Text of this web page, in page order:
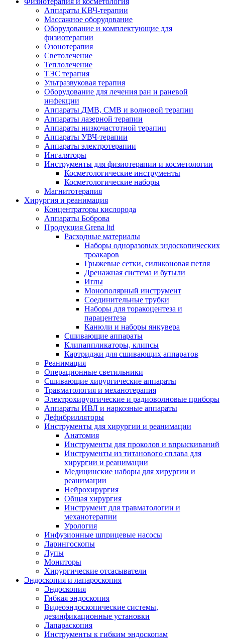
Аппараты KВЧ-терапии
Массажное оборудование
Оборудование и комплектующие для
физиотерапии
Озонотерапия
Светолечение
Теплолечение
ТЭС терапия
Ультразвуковая терапия
Оборудование для лечения ран и раневой
инфекции
Аппараты ДМВ, СМВ и волновой терапии
Аппараты лазерной терапии
Аппараты низкочастотной терапии
Аппараты УВЧ-терапии
Аппараты электротерапии
Ингаляторы
Инструменты для физиотерапии и косметологии
Косметологические инструменты
Косметологические наборы
Магнитотерапия
Хирургия и реанимация
Концентраторы кислорода
Аппараты Боброва
Продукция Grena ltd
Расходные материалы
Наборы одноразовых эндоскопических
троакаров
Грыжевые сетки, силиконовая петля
Дренажная система и бутыли
Иглы
Монополярный инструмент
Соединительные трубки
Наборы для торакоцентеза и
парацентеза
Канюли и наборы янкувера
Сшивающие аппараты
Клипаппликаторы, клипсы
Картриджи для сшивающих аппаратов
Реанимация
Операционные светильники
Сшивающие хирургические аппараты
Травматология и механотерапия
Электрохирургические и радиоволновые приборы
Аппараты ИВЛ и наркозные аппараты
Дефибрилляторы
Инструменты для хирургии и реанимации
Анатомия
Инструменты для проколов и впрыскиваний
Инструменты из титанового сплава для
хирургии и реанимации
Медицинские наборы для хирургии и
реанимации
Нейрохирургия
Общая хирургия
Инструмент для травматологии и
механотерапии
Урология
Инфузионные шприцевые насосы
Ларингоскопы
Лупы
Мониторы
Хирургические отсасыватели
Эндоскопия и лапароскопия
Эндоскопия
Гибкая эндоскопия
Видеоэндоскопические системы,
дезинфикационные установки
Лапараскопия
Инструменты к гибким эндоскопам